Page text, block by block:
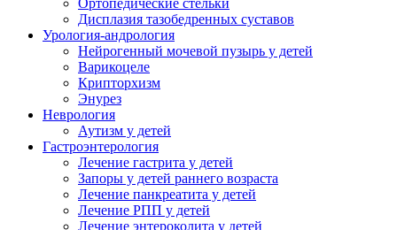
Дисплазия тазобедренных суставов
Урология-андрология
Нейрогенный мочевой пузырь у детей
Варикоцеле
Крипторхизм
Энурез
Неврология
Аутизм у детей
Гастроэнтерология
Лечение гастрита у детей
Запоры у детей раннего возраста
Лечение панкреатита у детей
Лечение РПП у детей
Лечение энтероколита у детей